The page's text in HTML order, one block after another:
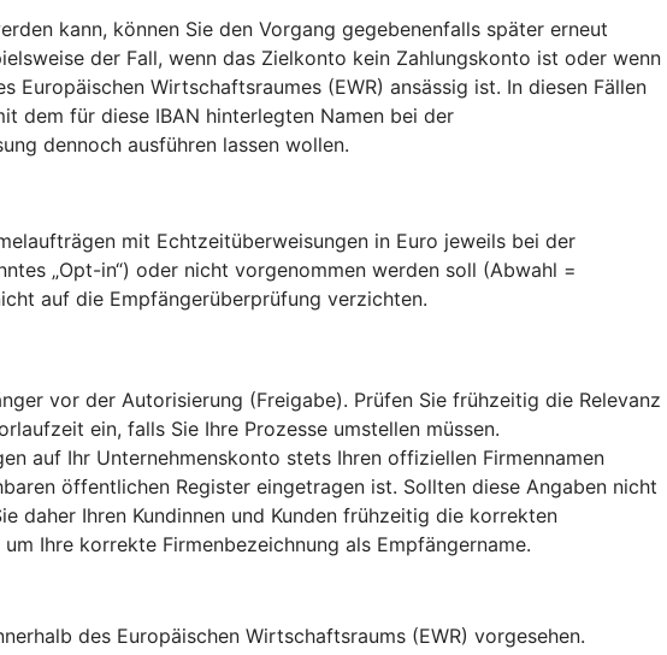
kann, können Sie den Vorgang gegebenenfalls später erneut
der Fall, wenn das Zielkonto kein Zahlungskonto ist oder wenn
Wirtschaftsraumes (EWR) ansässig ist. In diesen Fällen
dem für diese IBAN hinterlegten Namen bei der
dennoch ausführen lassen wollen.
mit Echtzeitüberweisungen in Euro jeweils bei der
„Opt-in“) oder nicht vorgenommen werden soll (Abwahl =
auf die Empfängerüberprüfung verzichten.
vor der Autorisierung (Freigabe). Prüfen Sie frühzeitig die Relevanz
ein, falls Sie Ihre Prozesse umstellen müssen.
auf Ihr Unternehmenskonto stets Ihren offiziellen Firmennamen
öffentlichen Register eingetragen ist. Sollten diese Angaben nicht
daher Ihren Kundinnen und Kunden frühzeitig die korrekten
Ihre korrekte Firmenbezeichnung als Empfängername.
des Europäischen Wirtschaftsraums (EWR) vorgesehen.